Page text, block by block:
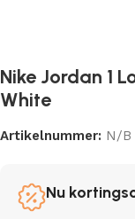
Nike Jordan 1
White
Artikelnummer: N/B
Nu